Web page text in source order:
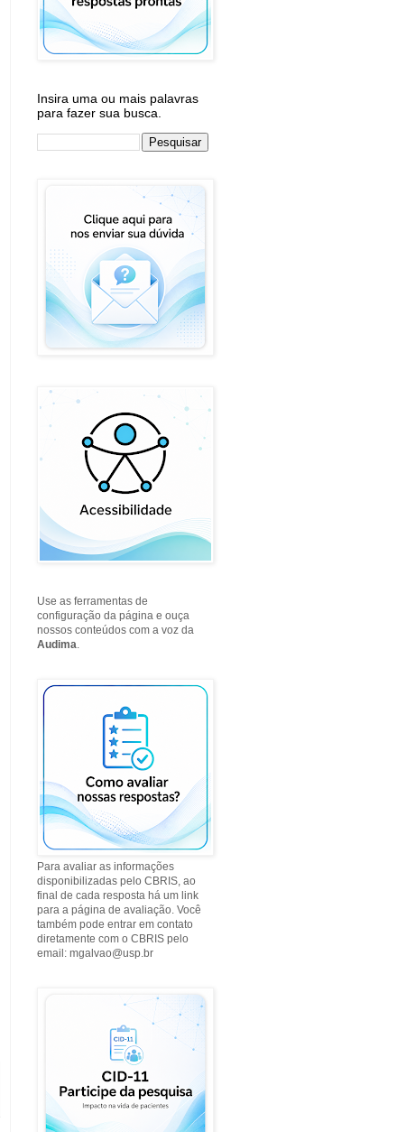
Insira uma ou mais palavras
para fazer sua busca.
Use as ferramentas de
configuração da página e ouça
nossos conteúdos com a voz da
Audima.
Para avaliar as informações
disponibilizadas pelo CBRIS, ao
final de cada resposta há um link
para a página de avaliação. Você
também pode entrar em contato
diretamente com o CBRIS pelo
email: mgalvao@usp.br